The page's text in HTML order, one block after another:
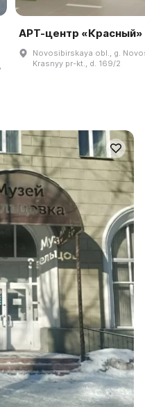
АРТ-центр «Красный»
Novosibirskaya obl., g.
Krasnyy pr-kt., d. 169/2